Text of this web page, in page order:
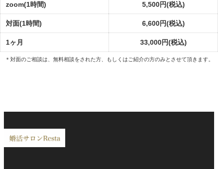
zoom(1時間) 5,500円(税込)
対面(1時間) 6,600円(税込)
1ヶ月 33,000円(税込)
＊対面のご相談は、無料相談をされた方、もしくはご紹介の方のみとさせて頂きます。